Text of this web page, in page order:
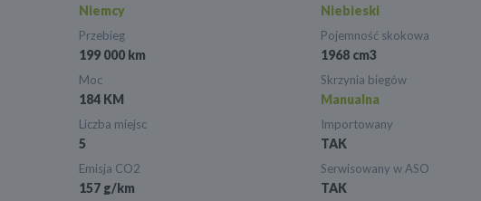
Niemcy Niebieski
Przebieg
199 000 km
Pojemność skokowa
1968 cm3
Moc
184 KM
Skrzynia biegów
Manualna
Liczba miejsc
5
Importowany
TAK
Emisja CO2
157 g/km
Serwisowany w ASO
TAK